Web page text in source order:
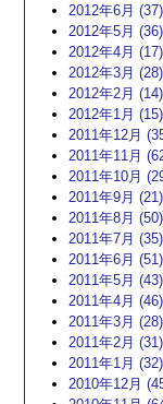
2012年6月 (37)
2012年5月 (36)
2012年4月 (17)
2012年3月 (28)
2012年2月 (14)
2012年1月 (15)
2011年12月
2011年11月
2011年10月
2011年9月 (21)
2011年8月 (50)
2011年7月 (35)
2011年6月 (51)
2011年5月 (43)
2011年4月 (46)
2011年3月 (28)
2011年2月 (31)
2011年1月 (32)
2010年12月